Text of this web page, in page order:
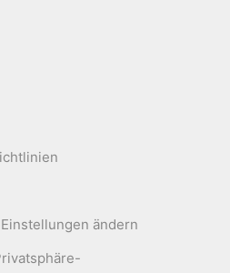
ändern